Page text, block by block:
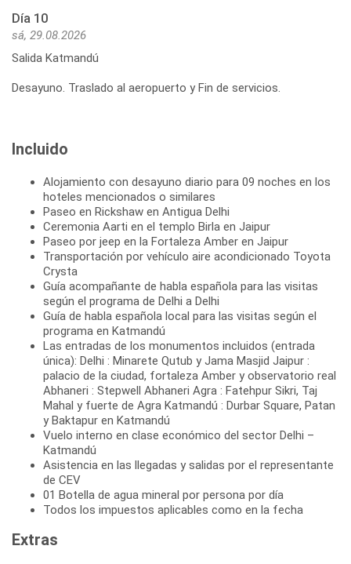
Día 10
sá, 29.08.2026
Salida Katmandú
Desayuno. Traslado al aeropuerto y Fin de servicios.
Incluido
Alojamiento con desayuno diario para 09 noches en los
hoteles mencionados o similares
Paseo en Rickshaw en Antigua Delhi
Ceremonia Aarti en el templo Birla en Jaipur
Paseo por jeep en la Fortaleza Amber en Jaipur
Transportación por vehículo aire acondicionado Toyota
Crysta
Guía acompañante de habla española para las visitas
según el programa de Delhi a Delhi
Guía de habla española local para las visitas según el
programa en Katmandú
Las entradas de los monumentos incluidos (entrada
única): Delhi : Minarete Qutub y Jama Masjid Jaipur :
palacio de la ciudad, fortaleza Amber y observatorio real
Abhaneri : Stepwell Abhaneri Agra : Fatehpur Sikri, Taj
Mahal y fuerte de Agra Katmandú : Durbar Square, Patan
y Baktapur en Katmandú
Vuelo interno en clase económico del sector Delhi –
Katmandú
Asistencia en las llegadas y salidas por el representante
de CEV
01 Botella de agua mineral por persona por día
Todos los impuestos aplicables como en la fecha
Extras